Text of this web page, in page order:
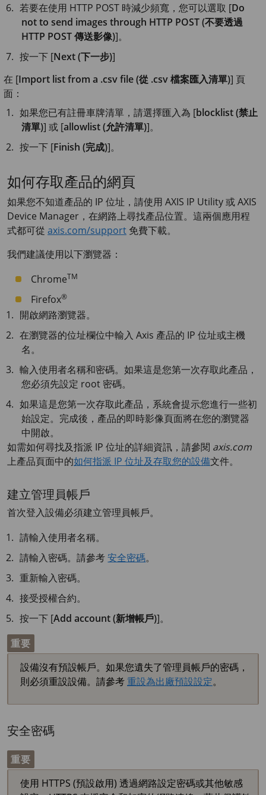
若要在使用 HTTP POST 時減少頻寬，您可以選取 [Do
not to send images through HTTP POST (不要透過
HTTP POST 傳送影像)]。
按一下 [Next (下一步)]
在 [Import list from a .csv file (從 .csv 檔案匯入清單)] 頁
面：
如果您已有註冊車牌清單，請選擇匯入為 [blocklist (禁止
清單)] 或 [allowlist (允許清單)]。
按一下 [Finish (完成)]。
如何存取產品的網頁
如果您不知道產品的 IP 位址，請使用 AXIS IP Utility 或AXIS
Device Manager，在網路上尋找產品位置。這兩個應用程
式都可從 axis.com/support 免費下載。
我們建議使用以下瀏覽器：
ChromeTM
Firefox®
開啟網路瀏覽器。
在瀏覽器的位址欄位中輸入 Axis 產品的 IP 位址或主機
名。
輸入使用者名稱和密碼。如果這是您第一次存取此產品，
您必須先設定 root 密碼。
如果這是您第一次存取此產品，系統會提示您進行一些初
始設定。完成後，產品的即時影像頁面將在您的瀏覽器
中開啟。
如需如何尋找及指派 IP 位址的詳細資訊，請參閱 axis.com
上產品頁面中的如何指派 IP 位址及存取您的設備文件。
建立管理員帳戶
首次登入設備必須建立管理員帳戶。
請輸入使用者名稱。
請輸入密碼。請參考安全密碼。
重新輸入密碼。
接受授權合約。
按一下 [Add account (新增帳戶)]。
重要
設備沒有預設帳戶。如果您遺失了管理員帳戶的密碼，
則必須重設設備。請參考重設為出廠預設設定。
安全密碼
重要
使用 HTTPS (預設啟用) 透過網路設定密碼或其他敏感